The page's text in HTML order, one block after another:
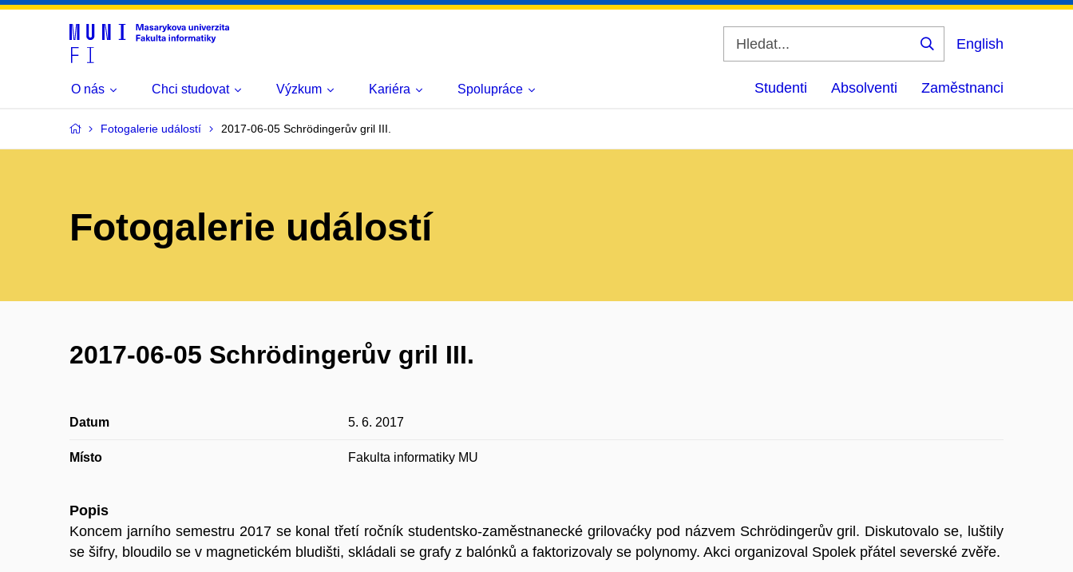
Vyhledat
English
O nás Chci studovat Výzkum Kariéra Spolupráce Studenti Absolventi Zaměstnanci
Fotogalerie událostí 2017-06-05 Schrödingerův gril III.
Fotogalerie událostí
2017-06-05 Schrödingerův gril III.
Datum 5. 6. 2017
Místo Fakulta informatiky MU
Popis
Koncem jarního semestru 2017 se konal třetí ročník studentsko-zaměstnanecké grilovaćky pod názvem Schrödingerův gril. Diskutovalo se, luštily
se šifry, bloudilo se v magnetickém bludišti, skládali se grafy z balónků a faktorizovaly se polynomy. Akci organizoval Spolek přátel severské zvěře.